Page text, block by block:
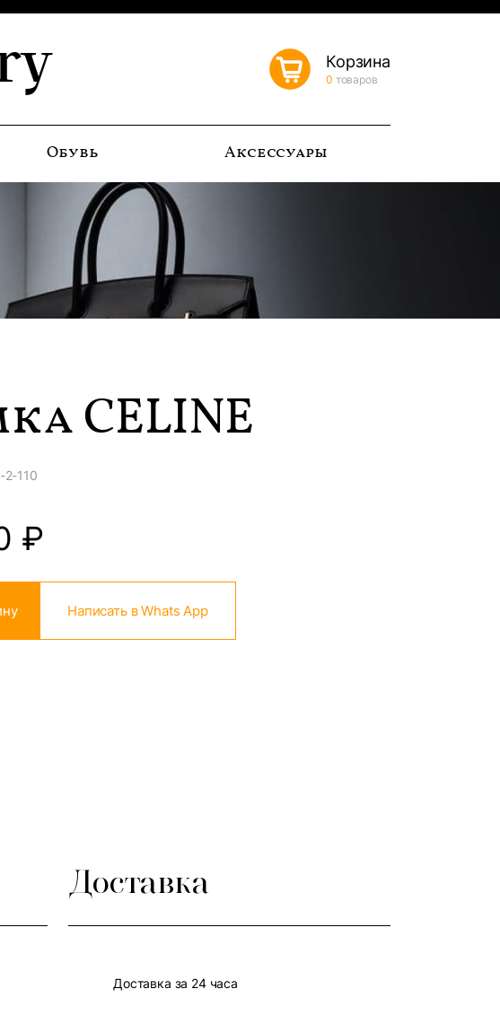
Корзина
0 товаров
Обувь Аксессуары
CELINE
2-110
₽
Написать в Whats App
Доставка
Доставка за 24 часа